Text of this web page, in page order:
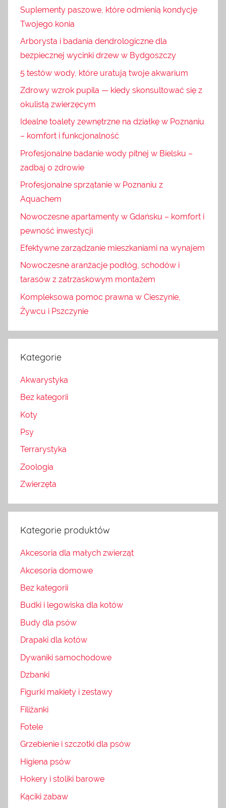
Suplementy paszowe, które odmienią kondycję
Twojego konia
Arborysta i badania dendrologiczne dla
bezpiecznej wycinki drzew w Bydgoszczy
5 testów wody, które uratują twoje akwarium
Zdrowy wzrok pupila — kiedy skonsultować się z
okulistą zwierzęcym
Idealne toalety zewnętrzne na działkę w Poznaniu
– komfort i funkcjonalność
Profesjonalne badanie wody pitnej w Bielsku –
zadbaj o zdrowie
Profesjonalne sprzątanie w Poznaniu z
Aquachem
Nowoczesne apartamenty w Gdańsku – komfort i
pewność inwestycji
Efektywne zarządzanie mieszkaniami na wynajem
Nowoczesne aranżacje podłóg, schodów i
tarasów z zatrzaskowym montażem
Kompleksowa pomoc prawna w Cieszynie,
Żywcu i Pszczynie
Kategorie
Akwarystyka
Bez kategorii
Koty
Psy
Terrarystyka
Zoologia
Zwierzęta
Kategorie produktów
Akcesoria dla małych zwierząt
Akcesoria domowe
Bez kategorii
Budki i legowiska dla kotów
Budy dla psów
Drapaki dla kotów
Dywaniki samochodowe
Dzbanki
Figurki makiety i zestawy
Filiżanki
Fotele
Grzebienie i szczotki dla psów
Higiena psów
Hokery i stoliki barowe
Kąciki zabaw